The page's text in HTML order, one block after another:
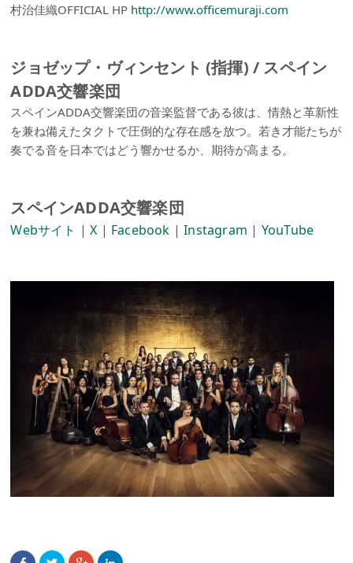
村治佳織OFFICIAL HP http://www.officemuraji.com
ジョゼップ・ヴィンセント (指揮) / スペイン
ADDA交響楽団
スペインADDA交響楽団の音楽監督である彼は、情熱と革新性
を兼ね備えたタクトで圧倒的な存在感を放つ。若き才能たちが
奏でる音を日本ではどう響かせるか、期待が高まる。
スペインADDA交響楽団
Webサイト |X | Facebook |Instagram | YouTube